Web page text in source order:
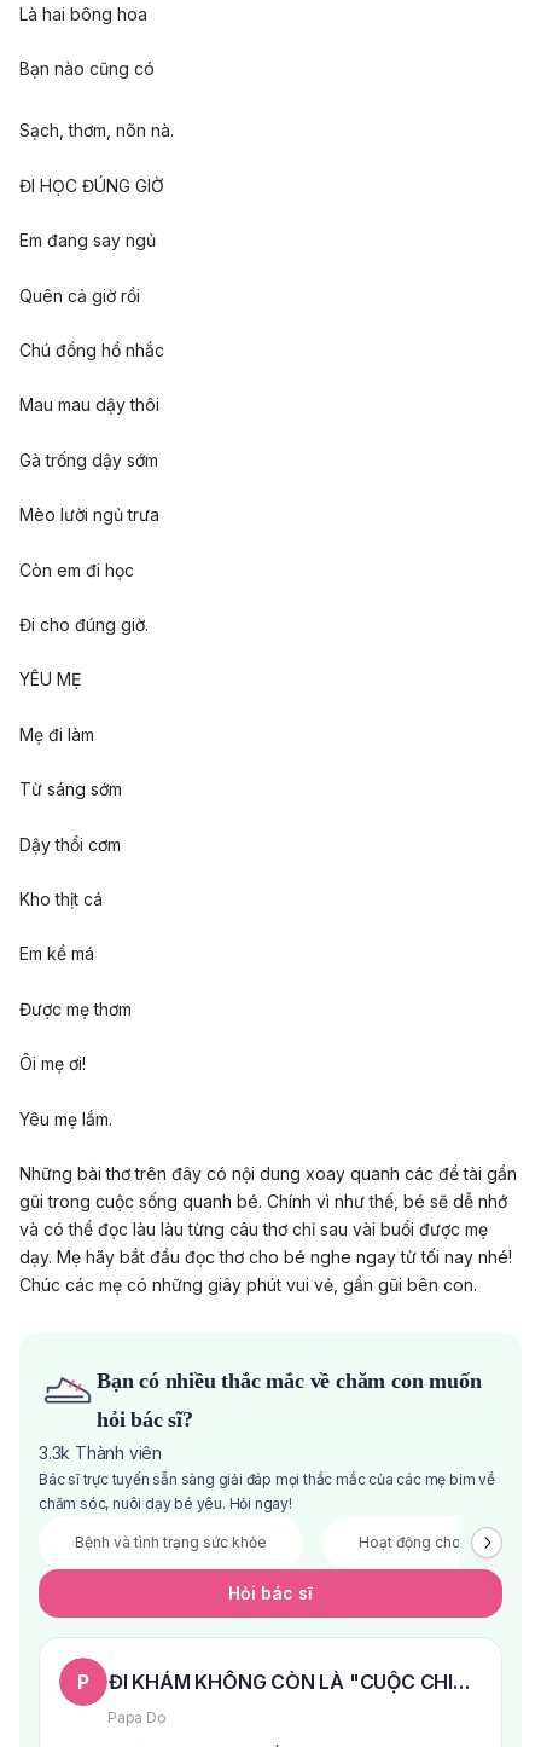
Là hai bông hoa
Bạn nào cũng có
Sạch, thơm, nõn nà.
ĐI HỌC ĐÚNG GIỜ
Em đang say ngủ
Quên cả giờ rồi
Chú đồng hồ nhắc
Mau mau dậy thôi
Gà trống dậy sớm
Mèo lười ngủ trưa
Còn em đi học
Đi cho đúng giờ.
YÊU MẸ
Mẹ đi làm
Từ sáng sớm
Dậy thổi cơm
Kho thịt cá
Em kề má
Được mẹ thơm
Ôi mẹ ơi!
Yêu mẹ lắm.
Những bài thơ trên đây có nội dung xoay quanh các đề tài gần
gũi trong cuộc sống quanh bé. Chính vì như thế, bé sẽ dễ nhớ
và có thể đọc làu làu từng câu thơ chỉ sau vài buổi được mẹ
dạy. Mẹ hãy bắt đầu đọc thơ cho bé nghe ngay từ tối nay nhé!
Chúc các mẹ có những giây phút vui vẻ, gần gũi bên con.
Bạn có nhiều thắc mắc về chăm con muốn
hỏi bác sĩ?
3.3k Thành viên
Bác sĩ trực tuyến sẵn sàng giải đáp mọi thắc mắc của các mẹ bỉm về
chăm sóc, nuôi dạy bé yêu. Hỏi ngay!
Bệnh và tình trạng sức khỏe Hoạt động cho bé
Hỏi bác sĩ
P ĐI KHÁM KHÔNG CÒN LÀ "CUỘC CHIẾN" VỚI
Papa Do